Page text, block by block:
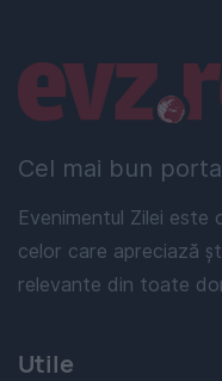
Cel mai bun
Evenimentul Zilei este
celor care apreciază
relevante din toate
Linkuri utile
Utile